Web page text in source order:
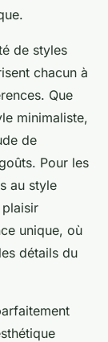
de styles
chacun à
Que
minimaliste,
de
Pour les
au style
unique, où
détails du